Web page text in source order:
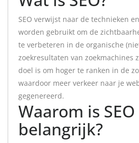
SEO verwijst naar de technieken
worden gebruikt om de
te verbeteren in de organische
zoekresultaten van zoekmachines
doel is om hoger te ranken in de
waardoor meer verkeer naar je
gegenereerd.
Waarom is SEO
belangrijk?